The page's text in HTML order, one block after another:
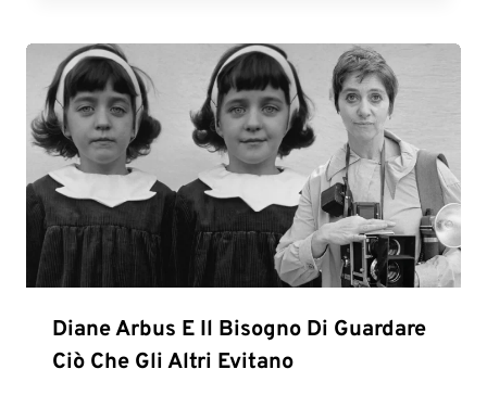
Diane Arbus E Il Bisogno Di Guardare
Ciò Che Gli Altri Evitano